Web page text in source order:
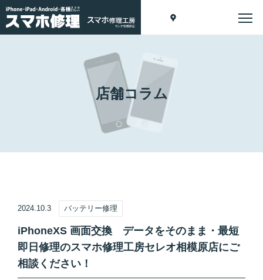
店舗コラム
2024.10.3 バッテリー修理
iPhoneXS 画面交換 データをそのまま・最短
即日修理のスマホ修理工房セレオ相模原店にご
相談ください！